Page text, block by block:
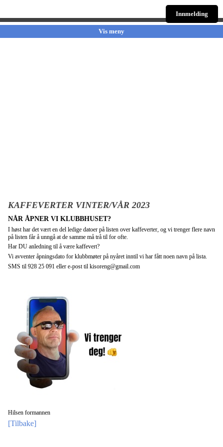
Innmelding
Vis meny
KAFFEVERTER VINTER/VÅR 2023
NÅR ÅPNER VI KLUBBHUSET?
I høst har det vært en del ledige datoer på listen over kaffeverter, og vi trenger flere navn
på listen får å unngå at de samme må trå til for ofte.
Har DU anledning til å være kaffevert?
Vi avventer åpningsdato for klubbmøter på nyåret inntil vi har fått noen navn på lista.
SMS til 928 25 091 eller e-post til kisoreng@gmail.com
Hilsen formannen
[Tilbake]